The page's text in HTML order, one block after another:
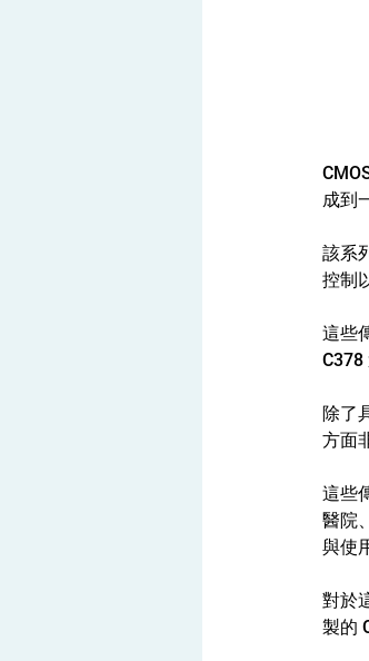
成到
該系
控制
這些
C378
除了
方面
這些
醫院
與使
對於
製的